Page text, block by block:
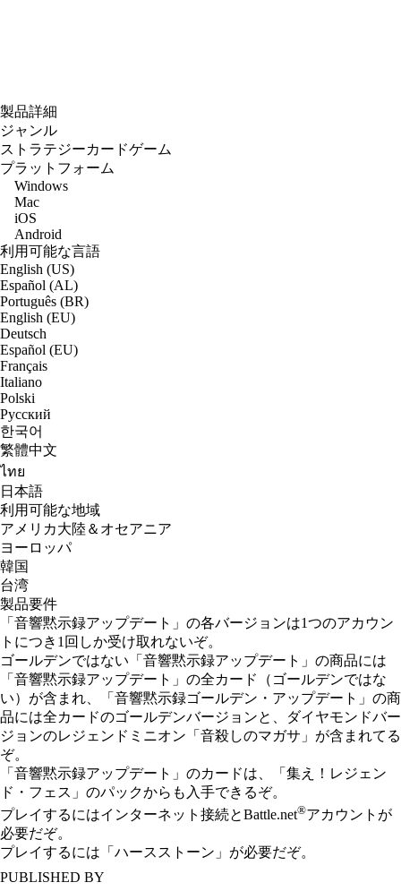
製品詳細
ジャンル
ストラテジーカードゲーム
プラットフォーム
Windows
Mac
iOS
Android
利用可能な言語
English (US)
Español (AL)
Português (BR)
English (EU)
Deutsch
Español (EU)
Français
Italiano
Polski
Русский
한국어
繁體中文
ไทย
日本語
利用可能な地域
アメリカ大陸＆オセアニア
ヨーロッパ
韓国
台湾
製品要件
「音響黙示録アップデート」の各バージョンは1つのアカウン
トにつき1回しか受け取れないぞ。
ゴールデンではない「音響黙示録アップデート」の商品には
「音響黙示録アップデート」の全カード（ゴールデンではな
い）が含まれ、「音響黙示録ゴールデン・アップデート」の商
品には全カードのゴールデンバージョンと、ダイヤモンドバー
ジョンのレジェンドミニオン「音殺しのマガサ」が含まれてる
ぞ。
「音響黙示録アップデート」のカードは、「集え！レジェン
ド・フェス」のパックからも入手できるぞ。
プレイするにはインターネット接続とBattle.net®アカウントが
必要だぞ。
プレイするには「ハースストーン」が必要だぞ。
PUBLISHED BY